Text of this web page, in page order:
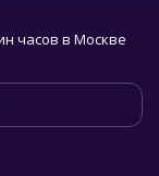
часов в Москве